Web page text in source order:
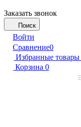
Заказать звонок
Поиск
Войти
Сравнение0
Избранные товары
Корзина 0